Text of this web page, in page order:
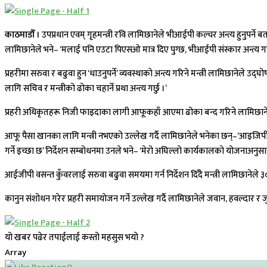
काठमाडौँ । उपप्रधान एवम् गृहमन्त्री रवि लामिछानेले भीआईपी कल्चर अन्त्य हुनुपर्ने
लामिछानेले भने– ‘मलाई पनि एउटा पिएसओ मात्र दिए पुग्छ, भीआईपी संस्कार अन्त्य
प्रहरीमा सरुवा र बढुवा हुन ‘धाउनुपर्ने’ व्यवस्थाको अन्त्य गरिने मन्त्री
लागि सचिव र मन्त्रीको ढोका चहार्ने प्रथा अन्त्य गर्छु ।’
प्रहरी अधिकृतहरू निजी फाइदाका लागी आफूकहाँ आएमा ढोका बन्द गरिने
आफू पैसा खानका लागि मन्त्री नभएको उल्लेख गर्दै लामिछानेले भनेका
गर्ने इच्छा छ’ निर्देशन सम्बोधनमा उनले भने– ‘मेरो अघिल्लो कार्यकालको
आईजीपी वसन्त कुँवरलाई सरुवा बढुवा समयमा गर्न निर्देशन दिँदै मन्त्री लामिछानेले
कानुन संशोधन गरेर प्रहरी समायोजन गर्ने उल्लेख गर्दै लामिछानेले जवान, हवल्दार र
यो खबर पढेर तपाईलाई कस्तो महसुस भयो ?
Array